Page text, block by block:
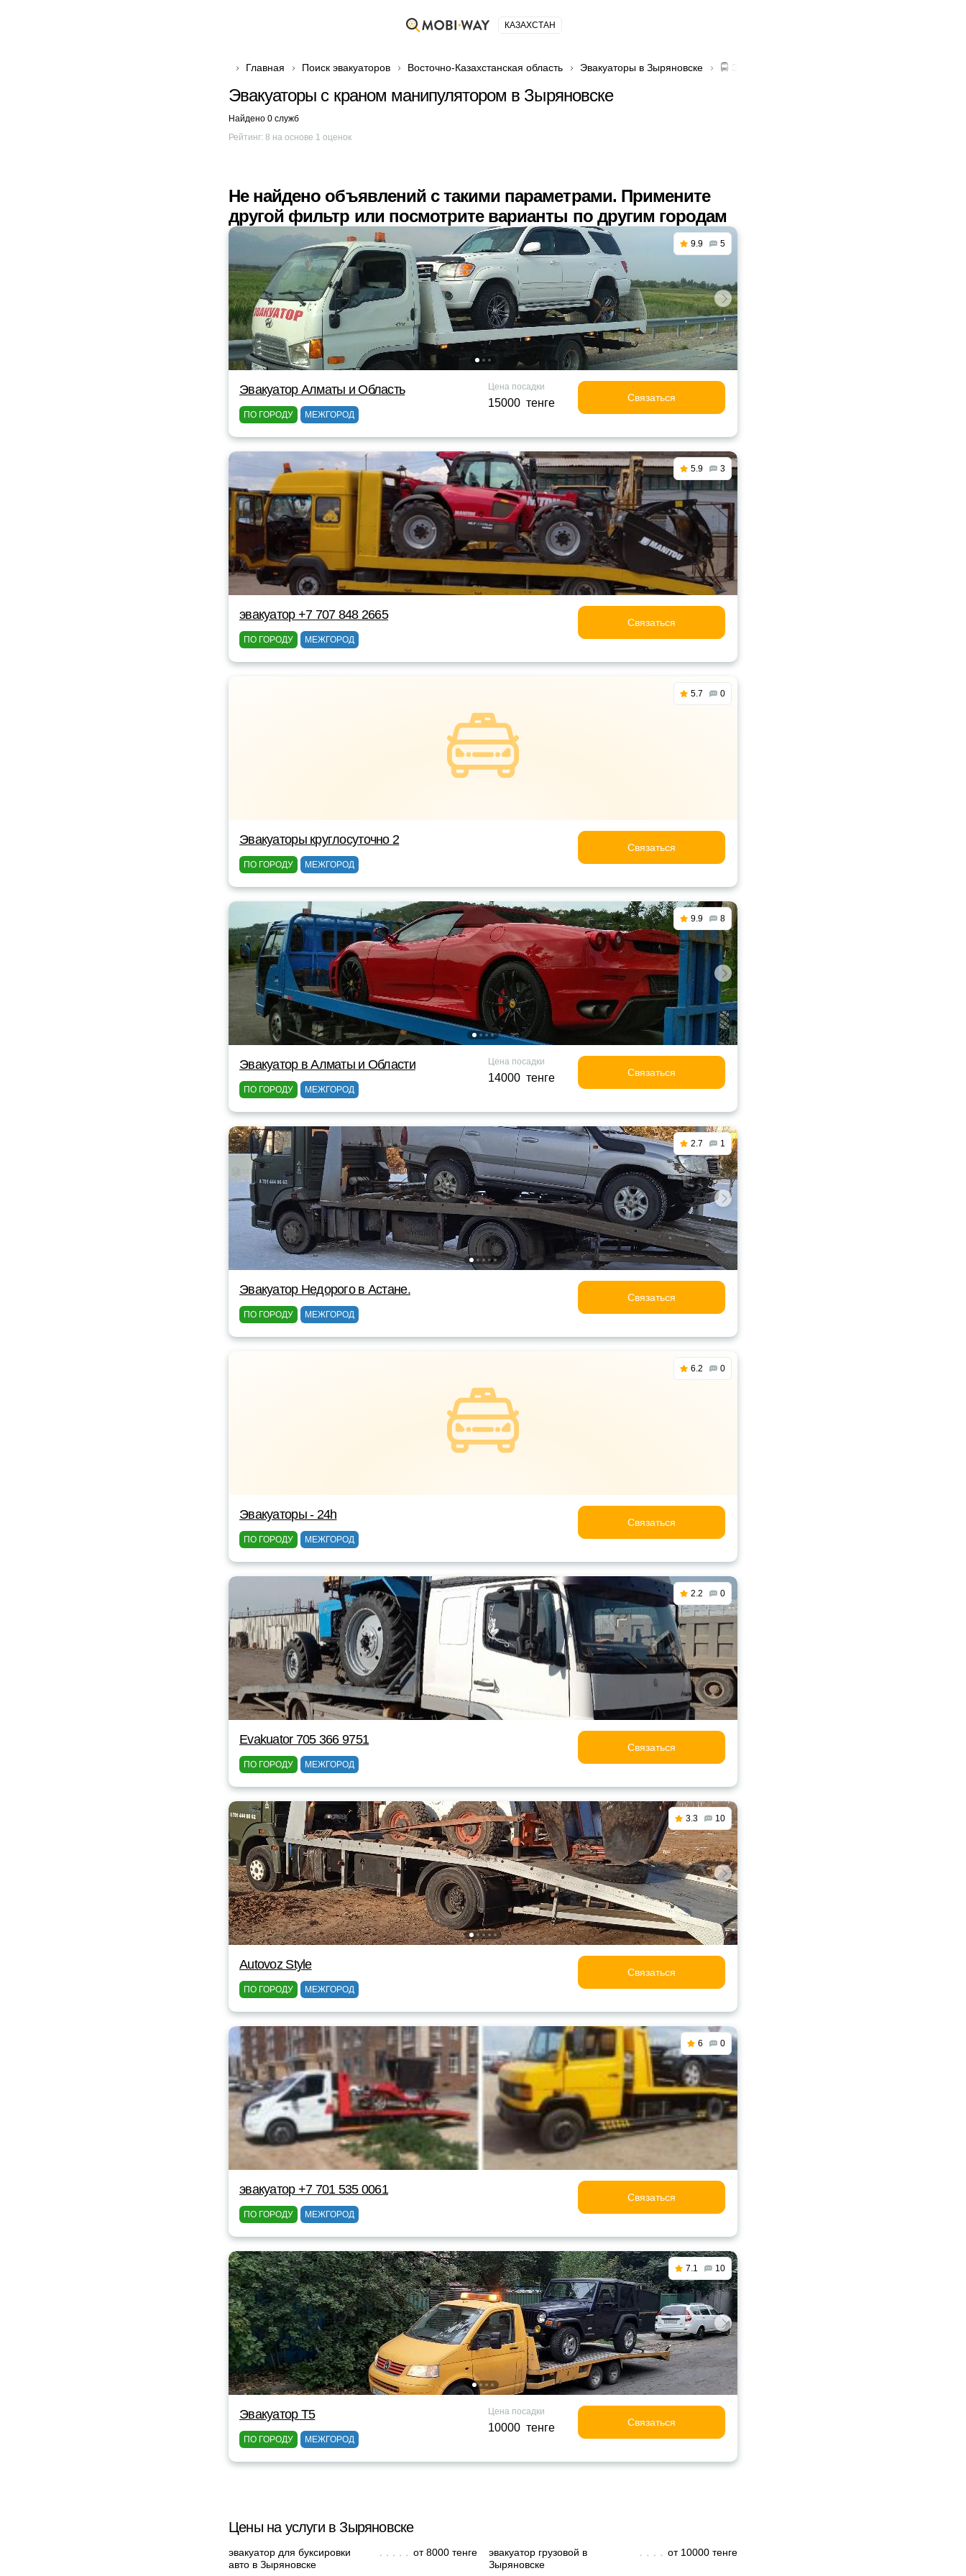
КАЗАХСТАН
Главная Поиск эвакуаторов Восточно-Казахстанская область Эвакуаторы в Зыряновске 🚍 Эвакуаторы с краном манипулятором в
Эвакуаторы с краном манипулятором в Зыряновске
Найдено 0 служб
Рейтинг: 8 на основе 1 оценок
Не найдено объявлений с такими параметрами. Примените
другой фильтр или посмотрите варианты по другим городам
9.9 5
Эвакуатор Алматы и Область
ПО ГОРОДУ МЕЖГОРОД
Цена посадки
15000 тенге Связаться
5.9 3
эвакуатор +7 707 848 2665
ПО ГОРОДУ МЕЖГОРОД
Связаться
5.7 0
Эвакуаторы круглосуточно 2
ПО ГОРОДУ МЕЖГОРОД
Связаться
9.9 8
Эвакуатор в Алматы и Области
ПО ГОРОДУ МЕЖГОРОД
Цена посадки
14000 тенге Связаться
2.7 1
Эвакуатор Недорого в Астане.
ПО ГОРОДУ МЕЖГОРОД
Связаться
6.2 0
Эвакуаторы - 24h
ПО ГОРОДУ МЕЖГОРОД
Связаться
2.2 0
Evakuator 705 366 9751
ПО ГОРОДУ МЕЖГОРОД
Связаться
3.3 10
Autovoz Style
ПО ГОРОДУ МЕЖГОРОД
Связаться
6 0
эвакуатор +7 701 535 0061
ПО ГОРОДУ МЕЖГОРОД
Связаться
7.1 10
Эвакуатор Т5
ПО ГОРОДУ МЕЖГОРОД
Цена посадки
10000 тенге Связаться
Цены на услуги в Зыряновске
эвакуатор для буксировки
авто в Зыряновске
от 8000 тенге
эвакуатор грузовой в
Зыряновске
от 10000 тенге